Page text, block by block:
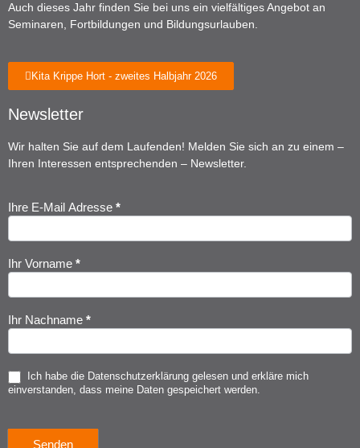
Auch dieses Jahr finden Sie bei uns ein vielfältiges Angebot an
Seminaren, Fortbildungen und Bildungsurlauben.
Kita Krippe Hort - zweites Halbjahr 2026
Newsletter
Wir halten Sie auf dem Laufenden! Melden Sie sich an zu einem –
Ihren Interessen entsprechenden – Newsletter.
Newsletter
Anmeldung
Ihre E-Mail Adresse *
Ihr Vorname *
Ihr Nachname *
Ich habe die Datenschutzerklärung gelesen und erkläre mich
einverstanden, dass meine Daten gespeichert werden.
Senden